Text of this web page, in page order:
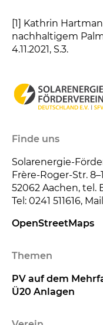
[1] Kathrin
nachhaltigem
4.11.2021, S.3.
Finde uns
Solarenergie-
Frère-Roger-Str.
52062 Aachen, tel.
Tel: 0241 511616,
OpenStreetMaps
Themen
PV auf dem
Ü20 Anlagen